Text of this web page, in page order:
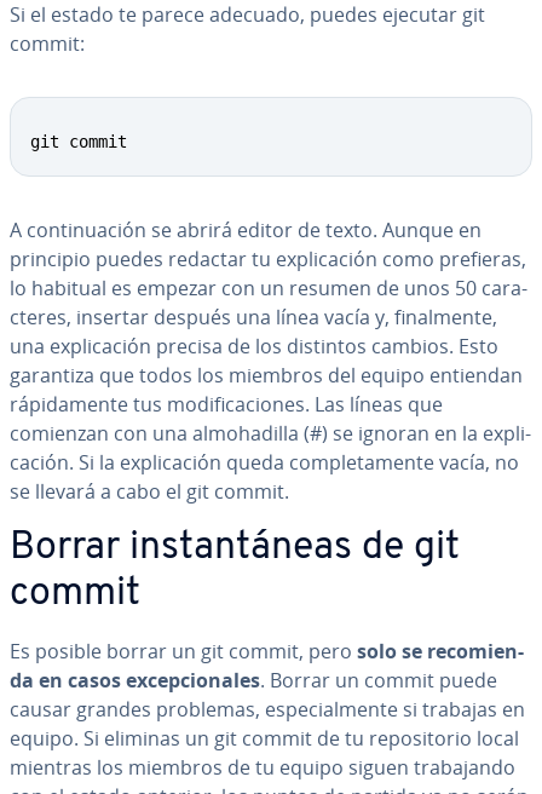
Si el estado te parece adecuado, puedes ejecutar git
commit:
git commit
A co­n­ti­nua­ción se abrirá editor de texto. Aunque en
principio puedes redactar tu ex­pli­ca­ción como prefieras,
lo habitual es empezar con un resumen de unos 50 ca­ra­
c­te­res, insertar después una línea vacía y, fi­na­l­me­n­te,
una ex­pli­ca­ción precisa de los distintos cambios. Esto
garantiza que todos los miembros del equipo entiendan
rá­pi­da­me­n­te tus mo­di­fi­ca­cio­nes. Las líneas que
comienzan con una al­moha­di­lla (#) se ignoran en la ex­pli­
ca­ción. Si la ex­pli­ca­ción queda co­m­ple­ta­me­n­te vacía, no
se llevará a cabo el git commit.
Borrar in­s­ta­n­tá­neas de git
commit
Es posible borrar un git commit, pero solo se re­co­mie­n­
da en casos ex­ce­p­cio­na­les. Borrar un commit puede
causar grandes problemas, es­pe­cia­l­me­n­te si trabajas en
equipo. Si eliminas un git commit de tu re­po­si­to­rio local
mientras los miembros de tu equipo siguen tra­ba­ja­n­do